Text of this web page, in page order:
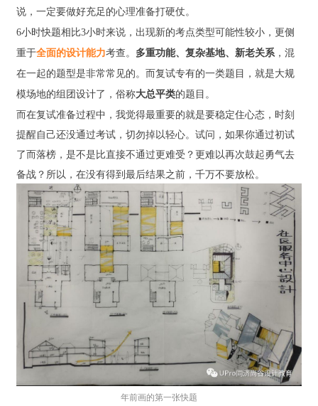
说，一定要做好充足的心理准备打硬仗。
6小时快题相比3小时来说，出现新的考点类型可能性较小，更侧
重于全面的设计能力考查。 多重功能、复杂基地、新老关系 ，混
在一起的题型是非常常见的。而复试专有的一类题目，就是大规
模场地的组团设计了，俗称大总平类的题目。
而在复试准备过程中，我觉得最重要的就是要稳定住心态，时刻
提醒自己还没通过考试，切勿掉以轻心。试问，如果你通过初试
了而落榜，是不是比直接不通过更难受？更难以再次鼓起勇气去
备战？所以，在没有得到最后结果之前，千万不要放松。
年前画的第一张快题